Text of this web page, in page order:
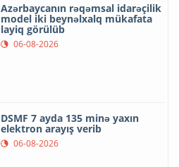
Azərbaycanın rəqəmsal idarəçilik
model iki beynəlxalq mükafata
layiq görülüb
06-08-2026
DSMF 7 ayda 135 minə yaxın
elektron arayış verib
06-08-2026